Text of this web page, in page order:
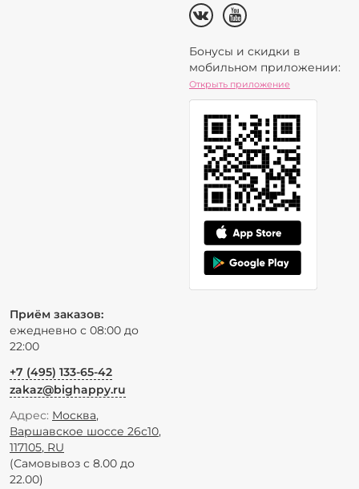
Бонусы и скидки в
мобильном приложении:
Открыть приложение
Приём заказов:
ежедневно с 08:00 до
22:00
+7 (495) 133-65-42
zakaz@bighappy.ru
Адрес: Москва,
Варшавское шоссе 26с10,
117105, RU
(Самовывоз с 8.00 до
22.00)